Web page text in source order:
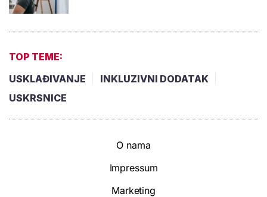
TOP TEME:
USKLAĐIVANJE
INKLUZIVNI DODATAK
USKRSNICE
O nama
Impressum
Marketing